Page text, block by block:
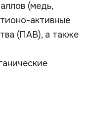
(медь,
активные
(ПАВ), а также